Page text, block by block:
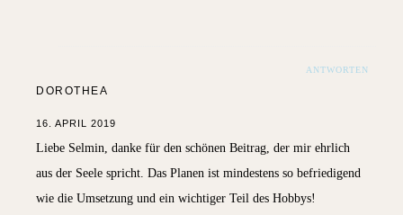
ANTWORTEN
DOROTHEA
16. APRIL 2019
Liebe Selmin, danke für den schönen Beitrag, der mir ehrlich
aus der Seele spricht. Das Planen ist mindestens so befriedigend
wie die Umsetzung und ein wichtiger Teil des Hobbys!